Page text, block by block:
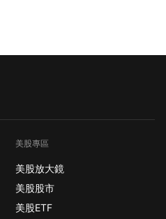
美股專區
美股放大鏡
美股股市
美股ETF